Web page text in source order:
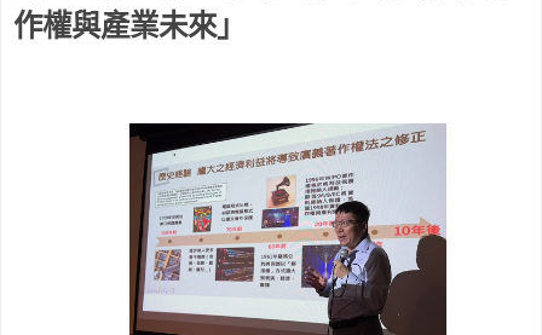
作權與產業未來」